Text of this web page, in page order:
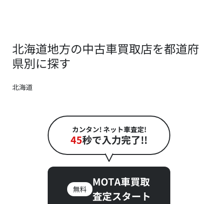
北海道地方の中古車買取店を都道府
県別に探す
北海道
カンタン! ネット車査定!
45秒で入力完了!!
無料
MOTA車買取
査定スタート